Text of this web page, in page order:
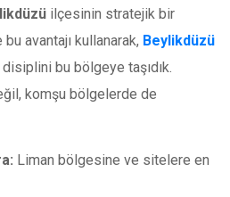
ilçesinin stratejik bir
avantajı kullanarak, Beylikdüzü
disiplini bu bölgeye taşıdık.
komşu bölgelerde de
Liman bölgesine ve sitelere en